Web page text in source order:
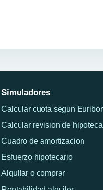
Simuladores
Calcular cuota segun Euribor
Calcular revision de hipoteca
Cuadro de amortizacion
Esfuerzo hipotecario
Alquilar o comprar